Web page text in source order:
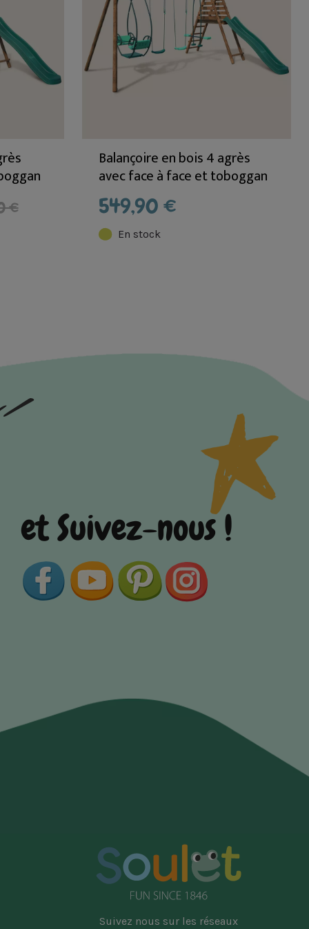
€
Balançoire en bois 4 agrès
avec face à face et toboggan
JACINTHE
549,90 €
En stock
et Suivez-nous !
Facebook YouTube Pinterest
Suivez nous sur les réseaux